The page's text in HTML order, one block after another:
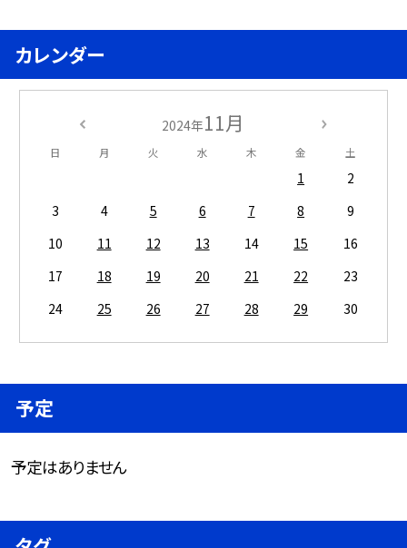
カレンダー
2024年11月
日 月 火 水 木 金 土
1
2
3
4 5 6 7 8
9
10
11 12 13 14 15
16
17
18 19 20 21 22
23
24
25 26 27 28 29 30
予定
予定はありません